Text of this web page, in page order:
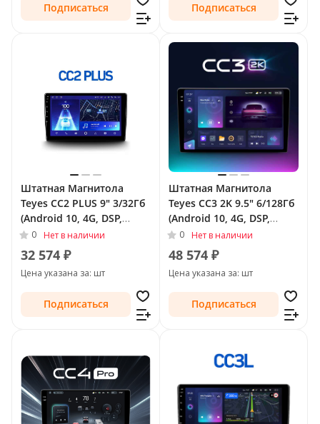
Подписаться Подписаться
Штатная Магнитола
Teyes CC2 PLUS 9" 3/32Гб
(Android 10, 4G, DSP,
QLed) для Peugeot 207 I
Рестайлинг 2009 - 2015
0 Нет в наличии
32 574 ₽
Цена указана за: шт
Подписаться
Штатная Магнитола
Teyes CC3 2K 9.5" 6/128Гб
(Android 10, 4G, DSP,
QLed) для Peugeot 207 I
2006 - 2009
0 Нет в наличии
48 574 ₽
Цена указана за: шт
Подписаться